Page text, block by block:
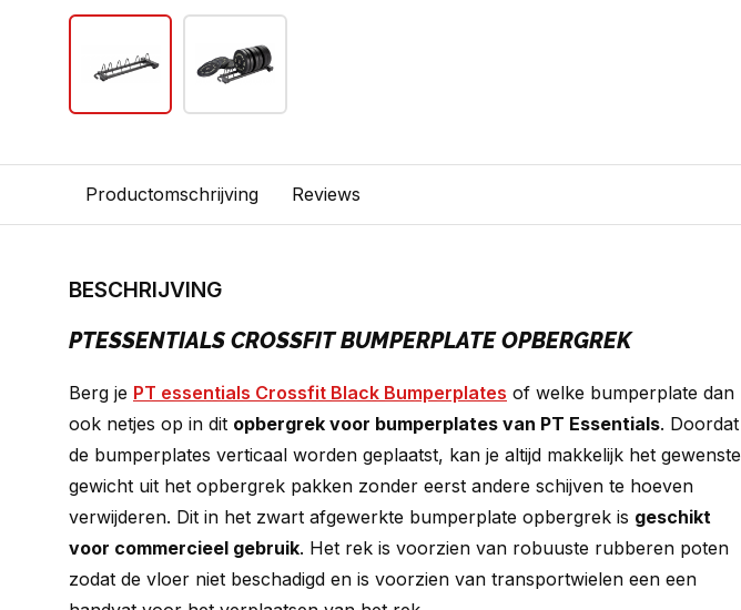
Productomschrijving Reviews
BESCHRIJVING
PTESSENTIALS CROSSFIT BUMPERPLATE OPBERGREK
Berg je PT essentials Crossfit Black Bumperplates of welke bumperplate dan
ook netjes op in dit opbergrek voor bumperplates van PT Essentials. Doordat
de bumperplates verticaal worden geplaatst, kan je altijd makkelijk het gewenste
gewicht uit het opbergrek pakken zonder eerst andere schijven te hoeven
verwijderen. Dit in het zwart afgewerkte bumperplate opbergrek is geschikt
voor commercieel gebruik. Het rek is voorzien van robuuste rubberen poten
zodat de vloer niet beschadigd en is voorzien van transportwielen een een